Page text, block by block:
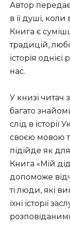
Автор передає
в її душі,
Книга є
традицій,
історія
нас.
У книзі читач
багато
слід в історії
своєю мовою
підійде як для
Книга «Мій
допоможе
ті люди, які
їхні історії